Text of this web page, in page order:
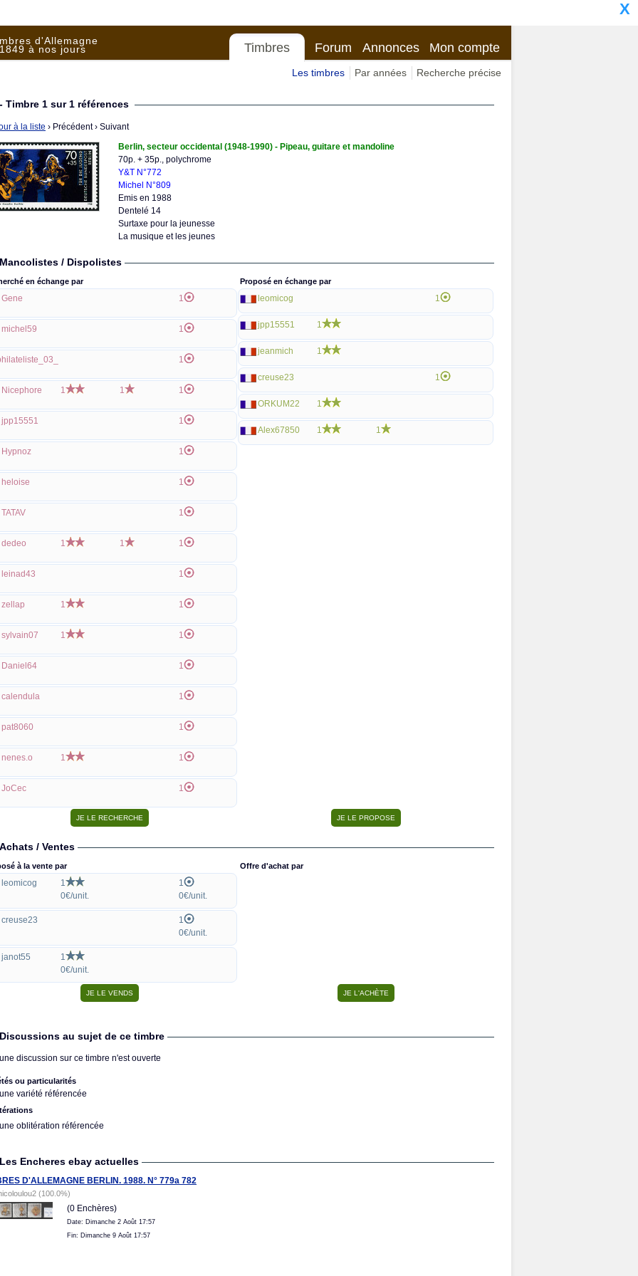
X
d'Allemagne
à nos jours Timbres Forum Annonces Mon compte
Les timbres Par années Recherche précise
- Timbre 1 sur 1 références
à la liste › Précédent› Suivant
Berlin, secteur occidental (1948-1990) - Pipeau, guitare et mandoline
70p. + 35p., polychrome
Y&T N°772
Michel N°809
Emis en 1988
Dentelé 14
Surtaxe pour la jeunesse
La musique et les jeunes
Mancolistes / Dispolistes
en échange par
Gene 1
michel59 1
1
Nicephore 1 1 1
jpp15551 1
Hypnoz 1
heloise 1
TATAV 1
dedeo 1 1 1
leinad43 1
zellap 1 1
sylvain07 1 1
Daniel64 1
calendula 1
pat8060 1
nenes.o 1 1
JoCec 1
Proposé en échange par
leomicog 1
jpp15551 1
jeanmich 1
creuse23 1
ORKUM22 1
Alex67850 1 1
Achats / Ventes
à la vente par
leomicog
1
0€/unit.
1
0€/unit.
creuse23
1
0€/unit.
janot55
1
0€/unit.
Offre d'achat par
Discussions au sujet de ce timbre
discussion sur ce timbre n'est ouverte
ou particularités
variété référencée
oblitération référencée
Les Encheres ebay actuelles
D'ALLEMAGNE BERLIN. 1988. N° 779a 782
(100.0%)
(0 Enchères)
Date: Dimanche 2 Août 17:57
Fin: Dimanche 9 Août 17:57